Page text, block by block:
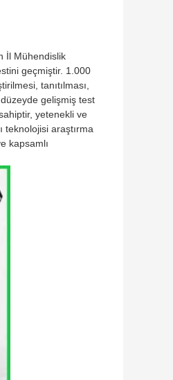
İl Mühendislik
geçmiştir. 1.000
tanıtılması,
gelişmiş test
yetenekli ve
teknolojisi araştırma
kapsamlı